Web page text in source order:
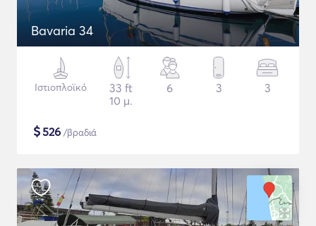
Bavaria 34
Ιστιοπλοϊκό
33 ft
10 μ.
6 3 3
$526 /βραδιά